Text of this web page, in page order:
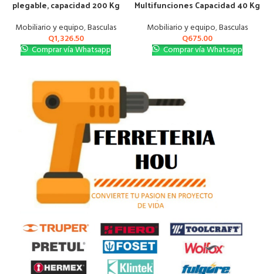
plegable, capacidad 200 Kg
Mobiliario y equipo,Basculas
Q1,326.50
Comprar vía Whatsapp
Multifunciones Capacidad 40 Kg
Mobiliario y equipo,Basculas
Q675.00
Comprar vía Whatsapp